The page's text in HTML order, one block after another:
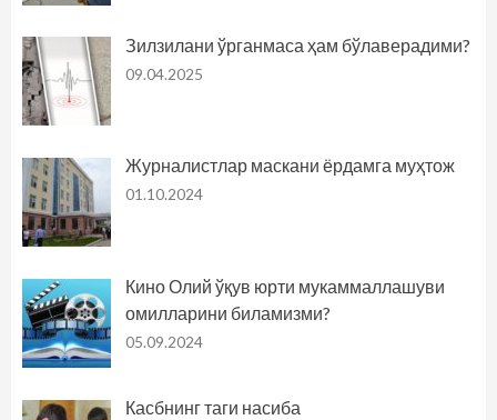
Зилзилани ўрганмаса ҳам бўлаверадими?
09.04.2025
Журналистлар маскани ёрдамга муҳтож
01.10.2024
Кино Олий ўқув юрти мукаммаллашуви
омилларини биламизми?
05.09.2024
Касбнинг таги насиба